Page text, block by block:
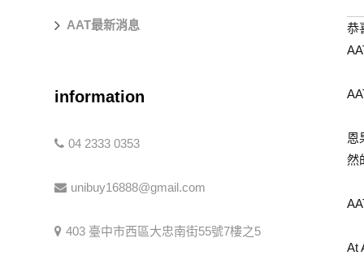
恭
恩
然
At
AAT最新消息
information
04 2333 0353
unibuy16888@gmail.com
403 臺中市西區大忠南街55號7樓之5